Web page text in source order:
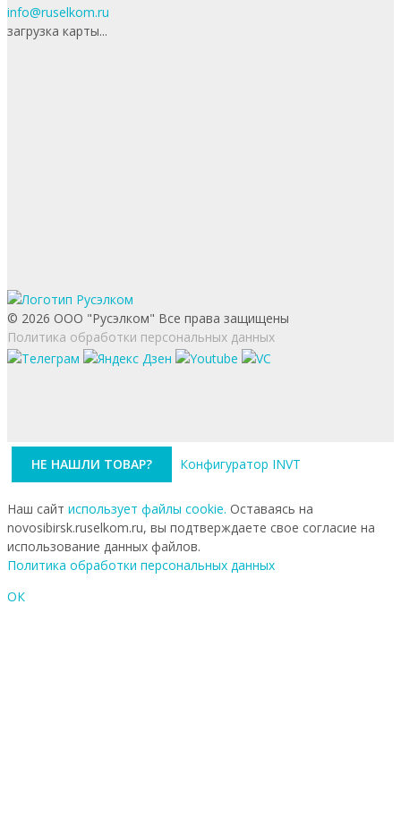
info@ruselkom.ru
загрузка карты...
© 2026 ООО "Русэлком" Все права защищены
Политика обработки персональных данных
НЕ НАШЛИ ТОВАР? Конфигуратор INVT
Наш сайт использует файлы cookie. Оставаясь на
novosibirsk.ruselkom.ru, вы подтверждаете свое согласие на
использование данных файлов.
Политика обработки персональных данных
ОК